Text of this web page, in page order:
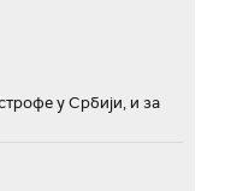
у Србији, и за